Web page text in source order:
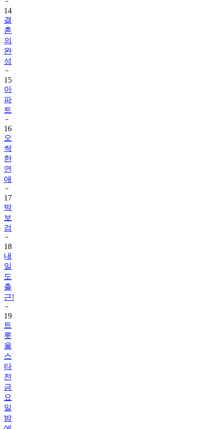
14
결
혼
의
완
성
15
아
파
트
16
오
싹
한
연
애
17
박
보
검
18
내
일
도
출
근!
19
트
롯
올
스
타
전
금
요
일
밤